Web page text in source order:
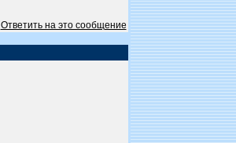
Ответить на это сообщение